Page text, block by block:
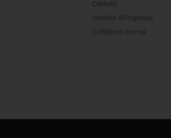
Contatti
Vendita all'ingrosso
Collabora con noi